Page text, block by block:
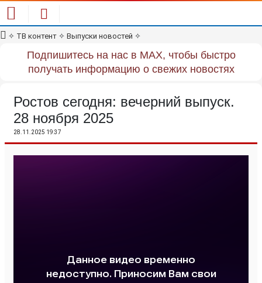
✧ ТВ контент ✧ Выпуски новостей ✧
Подпишитесь на нас в MAX, чтобы быстро
получать информацию о свежих новостях
Ростов сегодня: вечерний выпуск.
28 ноября 2025
28.11.2025 19:37